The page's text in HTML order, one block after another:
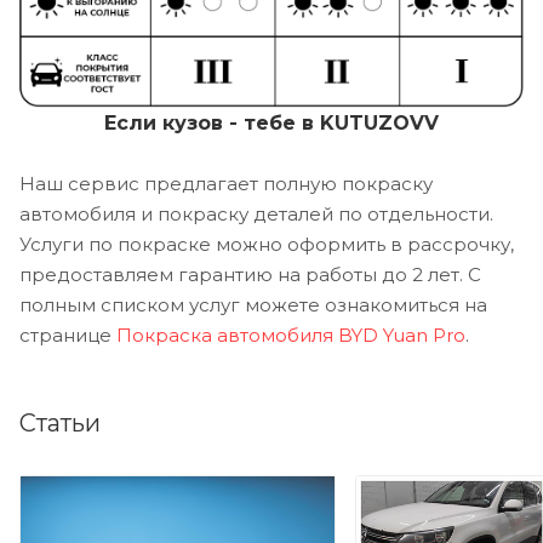
Если кузов - тебе в KUTUZOVV
Наш сервис предлагает полную покраску
автомобиля и покраску деталей по отдельности.
Услуги по покраске можно оформить в рассрочку,
предоставляем гарантию на работы до 2 лет. С
полным списком услуг можете ознакомиться на
странице Покраска автомобиля BYD Yuan Pro.
Статьи